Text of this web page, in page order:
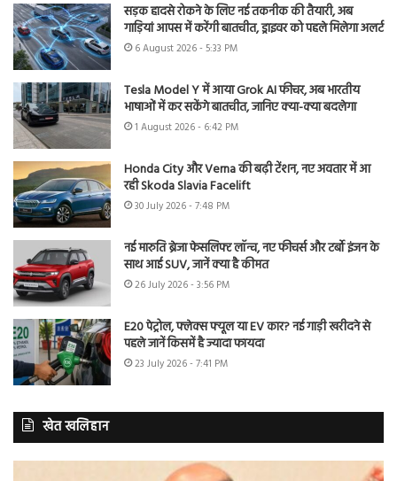
सड़क हादसे रोकने के लिए नई तकनीक की तैयारी, अब
गाड़ियां आपस में करेंगी बातचीत, ड्राइवर को पहले मिलेगा अलर्ट
6 August 2026 - 5:33 PM
Tesla Model Y में आया Grok AI फीचर, अब भारतीय
भाषाओं में कर सकेंगे बातचीत, जानिए क्या-क्या बदलेगा
1 August 2026 - 6:42 PM
Honda City और Verna की बढ़ी टेंशन, नए अवतार में आ
रही Skoda Slavia Facelift
30 July 2026 - 7:48 PM
नई मारुति ब्रेजा फेसलिफ्ट लॉन्च, नए फीचर्स और टर्बो इंजन के
साथ आई SUV, जानें क्या है कीमत
26 July 2026 - 3:56 PM
E20 पेट्रोल, फ्लेक्स फ्यूल या EV कार? नई गाड़ी खरीदने से
पहले जानें किसमें है ज्यादा फायदा
23 July 2026 - 7:41 PM
खेत खलिहान